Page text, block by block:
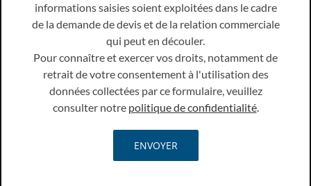
informations saisies soient exploitées dans le cadre
de la demande de devis et de la relation commerciale
qui peut en découler.
Pour connaître et exercer vos droits, notamment de
retrait de votre consentement à l'utilisation des
données collectées par ce formulaire, veuillez
consulter notre politique de confidentialité.